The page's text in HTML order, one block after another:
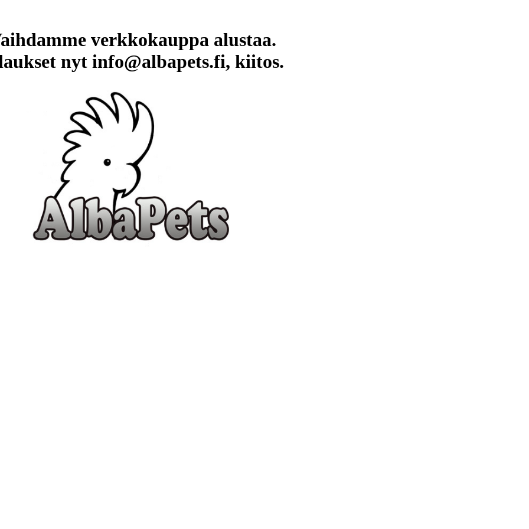
verkkokauppa alustaa.
nyt info@albapets.fi, kiitos.